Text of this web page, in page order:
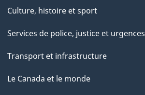
Culture, histoire et sport
Services de police, justice et urgences
Transport et infrastructure
Le Canada et le monde